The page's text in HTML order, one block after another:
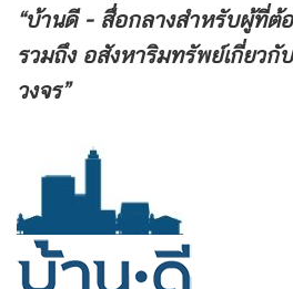
“บ้านดี - สื่อกลางสำหรับผู้ที่ต้
รวมถึง อสังหาริมทรัพย์เกี่ยวกั
วงจร”